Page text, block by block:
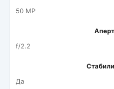
50 MP
f/2.2
Да